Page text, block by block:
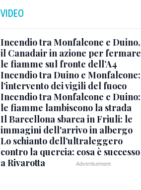
VIDEO
Incendio tra Monfalcone e Duino,
il Canadair in azione per fermare
le fiamme sul fronte dell’A4
Incendio tra Duino e Monfalcone:
l’intervento dei vigili del fuoco
Incendio tra Monfalcone e Duino:
le fiamme lambiscono la strada
Il Barcellona sbarca in Friuli: le
immagini dell'arrivo in albergo
Lo schianto dell’ultraleggero
contro la quercia: cosa è successo
a Rivarotta